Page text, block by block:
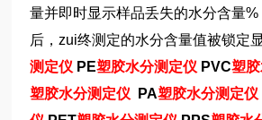
量并即时显示样品丢失的水分含量
后，zui终测定的水分含量值被锁定显
测定仪 PE塑胶水分测定仪 PVC塑
塑胶水分测定仪 PA塑胶水分测定仪